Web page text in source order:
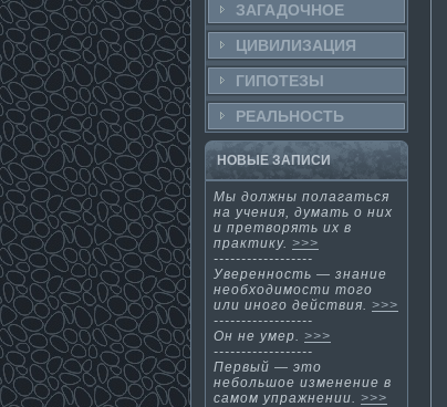
ЗАГАДОЧНΟЕ
ЦИВИЛИЗАЦИЯ
ГИПОТЕЗЫ
РЕАЛЬНΟСТЬ
НОВЫЕ ЗАПИСИ
Мы должны полагаться
на учения, дума­ть о них
и претворять их в
практи­ку. >>>
------------------
Уверенность — знание
необходимости­ того
или иного действия. >>>
------------------
Он не умер. >>>
------------------
Первый — этο
небольшοе изменение в
самοм упражнении. >>>